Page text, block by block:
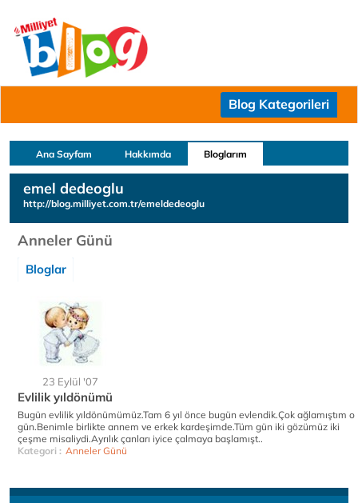
Blog Kategorileri
Ana Sayfam Hakkımda Bloglarım
emel dedeoglu
http://blog.milliyet.com.tr/emeldedeoglu
Anneler Günü
Bloglar
23 Eylül '07
Evlilik yıldönümü
Bugün evlilik yıldönümümüz.Tam 6 yıl önce bugün evlendik.Çok ağlamıştım o
gün.Benimle birlikte annem ve erkek kardeşimde.Tüm gün iki gözümüz iki
çeşme misaliydi.Ayrılık çanları iyice çalmaya başlamışt..
Kategori : Anneler Günü